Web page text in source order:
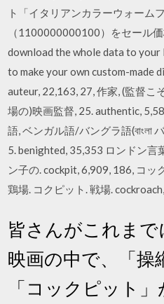
ト「イタリアンカラーウォーム
（1100000000100）をセール
download the whole data to
to make your own custom-made
auteur, 22,163, 27, 作家, (監督こ
場の)映画監督, 25. authentic,
語, ベンガル語/バングラ語(বাংলা
5. benighted, 35,353 ロンドン言
ン子の. cockpit, 6,909, 186, コッ
鶏場. コクピット. 戦場.
皆さんがこれま
映画の中で、「操
「コックピット